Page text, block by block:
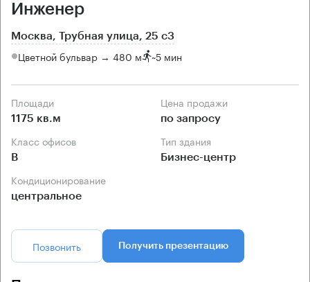
Инженер
Москва, Трубная улица, 25 с3
Цветной бульвар → 480 м ~5 мин
Площади
1175 кв.м
Цена продажи
по запросу
Класс офисов
B
Тип здания
Бизнес-центр
Кондиционирование
центральное
Позвонить Получить презентацию